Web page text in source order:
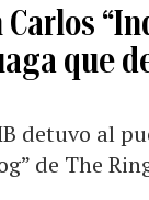
que
detuvo al
de The